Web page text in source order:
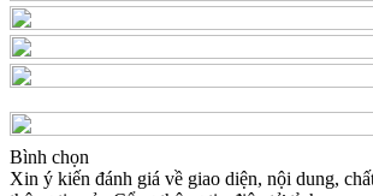
Bình chọn
Xin ý kiến đánh giá về giao diện, nội dung,